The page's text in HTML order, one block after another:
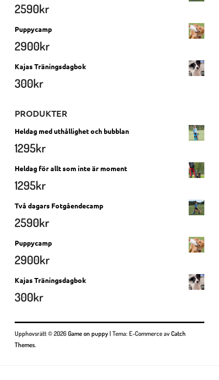
2590kr
Puppycamp
2900kr
Kajas Träningsdagbok
300kr
PRODUKTER
Heldag med uthållighet och bubblan
1295kr
Heldag för allt som inte är moment
1295kr
Två dagars Fotgåendecamp
2590kr
Puppycamp
2900kr
Kajas Träningsdagbok
300kr
Upphovsrätt © 2026Game on puppy|Tema: E-Commerce avCatch
Themes.